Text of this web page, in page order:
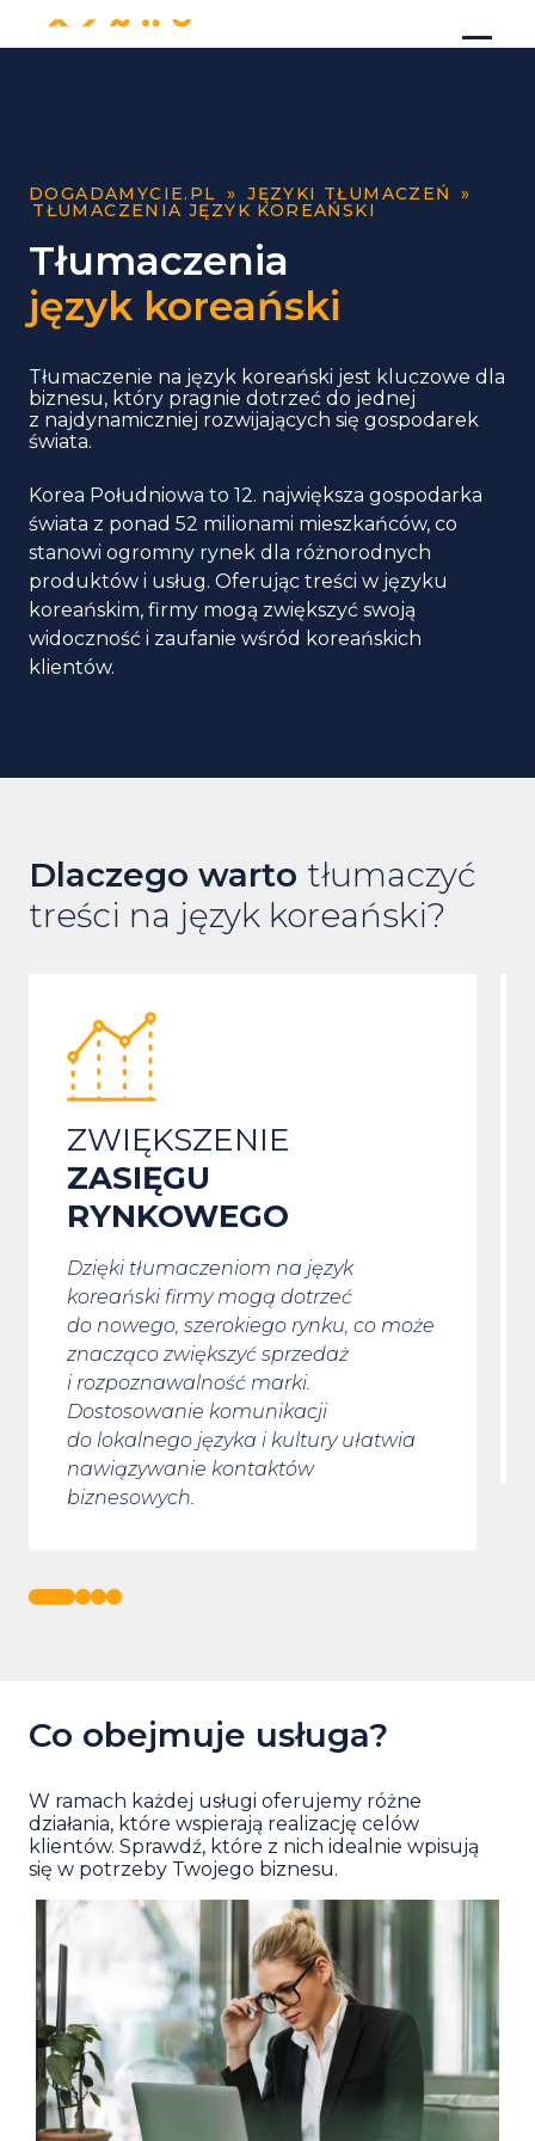
DOGADAMYCIE.PL » JĘZYKI TŁUMACZEŃ »
TŁUMACZENIA JĘZYK KOREAŃSKI
Tłumaczenia
język koreański
Tłumaczenie na język koreański jest kluczowe dla
biznesu, który pragnie dotrzeć do jednej
z najdynamiczniej rozwijających się gospodarek
świata.
Korea Południowa to 12. największa gospodarka
świata z ponad 52 milionami mieszkańców, co
stanowi ogromny rynek dla różnorodnych
produktów i usług. Oferując treści w języku
koreańskim, firmy mogą zwiększyć swoją
widoczność i zaufanie wśród koreańskich
klientów.
Dlaczego warto tłumaczyć
treści na język koreański?
ZWIĘKSZENIE
ZASIĘGU
RYNKOWEGO
Dzięki tłumaczeniom na język
koreański firmy mogą dotrzeć
do nowego, szerokiego rynku, co może
znacząco zwiększyć sprzedaż
i rozpoznawalność marki.
Dostosowanie komunikacji
do lokalnego języka i kultury ułatwia
nawiązywanie kontaktów
biznesowych.
Co obejmuje usługa?
W ramach każdej usługi oferujemy różne
działania, które wspierają realizację celów
klientów. Sprawdź, które z nich idealnie wpisują
się w potrzeby Twojego biznesu.